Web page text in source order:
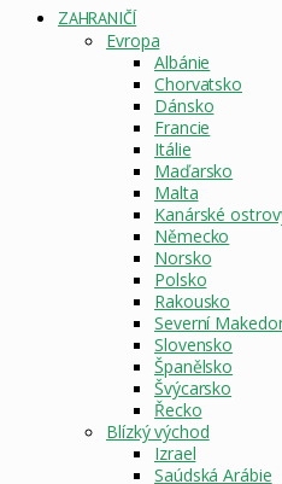
STRÁNKA
ZAHRANIČÍ
Evropa
Albánie
Chorvatsko
Dánsko
Francie
Itálie
Maďarsko
Malta
Kanárské
Německo
Norsko
Polsko
Rakousko
Severní
Slovensko
Španělsko
Švýcarsko
Řecko
Blízký východ
Izrael
Saúdská Arábie